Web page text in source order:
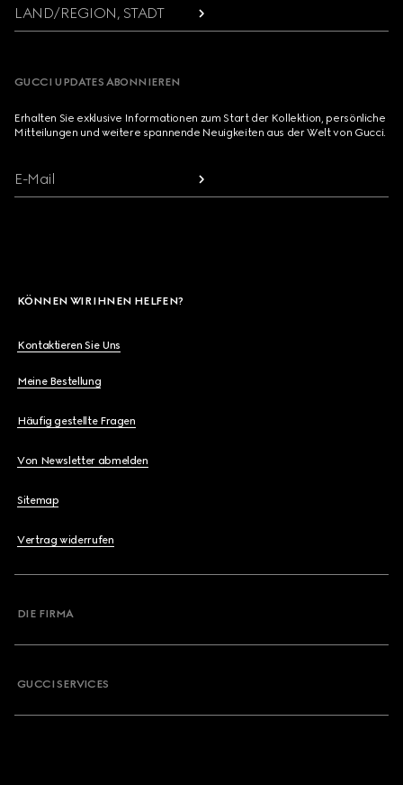
LAND/REGION, STADT
GUCCI UPDATES ABONNIEREN
Erhalten Sie exklusive Informationen zum Start der Kollektion, persönliche
Mitteilungen und weitere spannende Neuigkeiten aus der Welt von Gucci.
E-Mail
KÖNNEN WIR IHNEN HELFEN?
Kontaktieren Sie Uns
Meine Bestellung
Häufig gestellte Fragen
Von Newsletter abmelden
Sitemap
Vertrag widerrufen
DIE FIRMA
GUCCI SERVICES